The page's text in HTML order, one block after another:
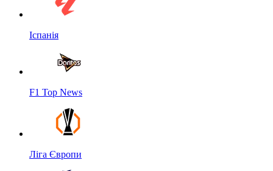
Іспанія
F1 Top News
Ліга Європи